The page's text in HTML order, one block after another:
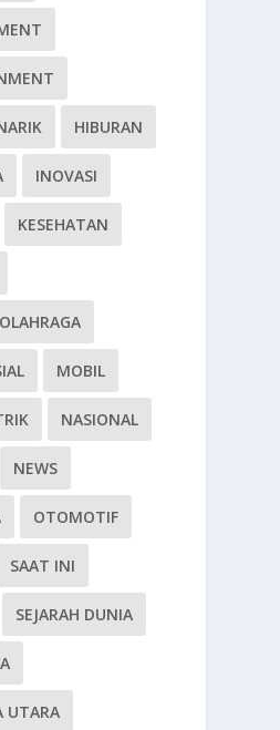
HIBURAN
INOVASI
KESEHATAN
MOBIL
NASIONAL
NEWS
OTOMOTIF
SAAT INI
SEJARAH DUNIA
UTARA